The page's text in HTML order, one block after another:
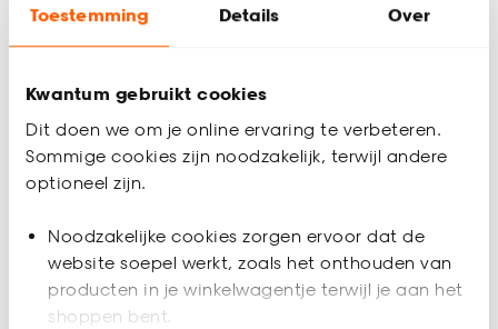
Toestemming Details Over
Kwantum gebruikt cookies
Dit doen we om je online ervaring te verbeteren.
Sommige cookies zijn noodzakelijk, terwijl andere
optioneel zijn.
Noodzakelijke cookies zorgen ervoor dat de
website soepel werkt, zoals het onthouden van
producten in je winkelwagentje terwijl je aan het
shoppen bent.
Productomschrijving
Productspecificaties
Artikelnummer
EAN nummer 8714051229441
Kleur